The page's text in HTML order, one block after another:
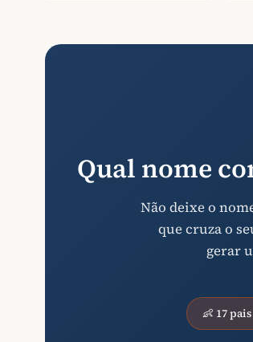
Qual nome
Não deixe o
que cruza o
gerar
👶 17